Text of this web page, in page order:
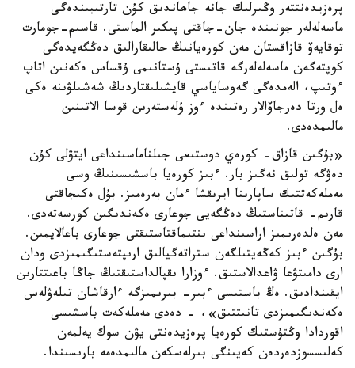
پرەزيدەنتتەر وڭىرلىك جانە جاھاندىق كۇن تارتىبىندەگى
ماسەلەلەر جونىندە جان-جاقتى پىكىر الماستى. قاسىم-جومارت
توقايەۆ قازاقستان مەن كورەيانىڭ حالىقارالىق دەڭگەيدەگى
كوپتەگەن ماسەلەلەرگە قاتىستى ۇستانىمى ۇقساس ەكەنىن اتاپ
ءوتىپ، الەمدەگى گەوساياسي قايشىلىقتاردىڭ شەشىلۋىنە ەكى
ەل ورتا دەرجاۆالار رەتىندە ءوز ۇلەستەرىن قوسا الاتىنىن
مالىمدەدى.
«بۇگىن قازاق- كورەي دوستىعى جىلناماسىنداعى ايتۋلى كۇن
دەۋگە تولىق نەگىز بار. ءبىز كورەيا باسشىسىنىڭ وسى
مەملەكەتتىك ساپارىنا ايرىقشا ءمان بەرەمىز. بۇل ەكىجاقتى
قارىم- قاتىناستىڭ دەڭگەيى جوعارى ەكەندىگىن كورسەتەدى.
مەن ەلدەرىمىز اراسىنداعى ىنتىماقتاستىقتى جوعارى باعالايمىن.
بۇگىن ءبىز كەڭەيتىلگەن ستراتەگيالىق ارىپتەستىگىمىزدى ودان
ارى دامىتۋعا ۋاعدالاستىق. ءوزارا ىقپالداستىقتىڭ جاڭا باعىتتارىن
ايقىندادىق. ەڭ باستىسى ءبىر- بىرىمىزگە ءارقاشان تىلەۋلەس
ەكەندىگىمىزدى تانىتتىق»، - دەدى مەملەكەت باسشىسى
اقوردادا وڭتۇستىك كورەيا پرەزيدەنتى يۋن سوك يەلمەن
كەلىسسوزدەردەن كەيىنگى بىرلەسكەن مالىمدەمە بارىسىندا.